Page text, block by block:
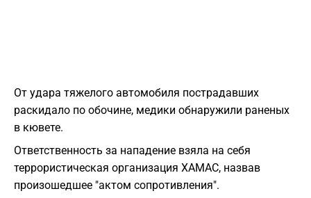
От удара тяжелого автомобиля пострадавших
раскидало по обочине, медики обнаружили раненых
в кювете.
Ответственность за нападение взяла на себя
террористическая организация ХАМАС, назвав
произошедшее "актом сопротивления".